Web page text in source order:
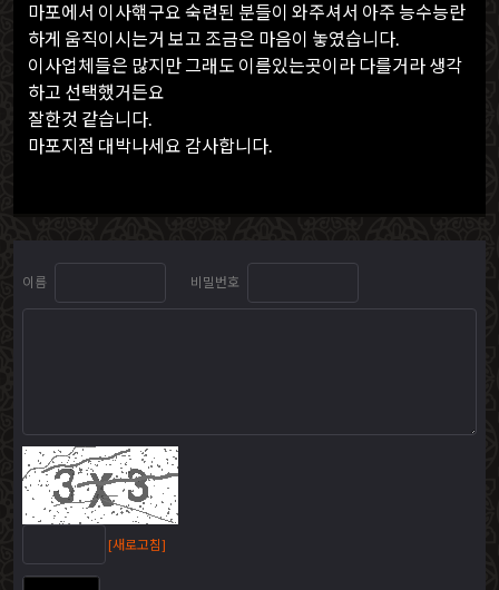
마포에서 이사핶구요 숙련된 분들이 와주셔서 아주 능수능란
하게 움직이시는거 보고 조금은 마음이 놓였습니다.
이사업체들은 많지만 그래도 이름있는곳이라 다를거라 생각
하고 선택했거든요
잘한것 같습니다.
마포지점 대박나세요 감사합니다.
이름 비밀번호
[새로고침]